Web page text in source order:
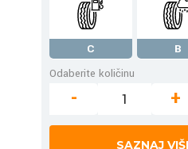
C B
Odaberite količinu
- +
SAZNAJ